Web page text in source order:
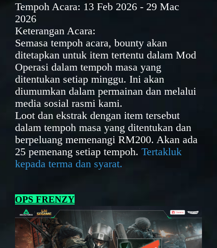
Tempoh Acara: 13 Feb 2026 - 29 Mac
2026
Keterangan Acara:
Semasa tempoh acara, bounty akan
ditetapkan untuk item tertentu dalam Mod
Operasi dalam tempoh masa yang
ditentukan setiap minggu. Ini akan
diumumkan dalam permainan dan melalui
media sosial rasmi kami.
Loot dan ekstrak dengan item tersebut
dalam tempoh masa yang ditentukan dan
berpeluang memenangi RM200. Akan ada
25 pemenang setiap tempoh.Tertakluk
kepada terma dan syarat.
OPS FRENZY